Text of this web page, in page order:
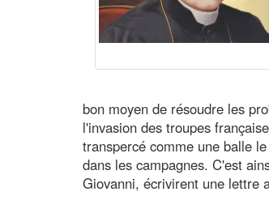
bon moyen de résoudre les
l'invasion des troupes
transpercé comme une balle
dans les campagnes. C'est
Giovanni, écrivirent une lettre